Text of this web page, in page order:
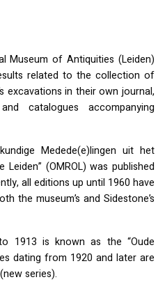
Museum of Antiquities (Leiden)
related to the collection of
excavations in their own journal,
catalogues accompanying
Medede(e)lingen uit het
Leiden” (OMROL) was published
all editions up until 1960 have
the museum’s and Sidestone’s
1913 is known as the “Oude
dating from 1920 and later are
series).